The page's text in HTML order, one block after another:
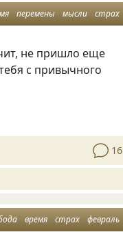
перемены мысли страх
не пришло еще
с привычного
16
время страх февраль